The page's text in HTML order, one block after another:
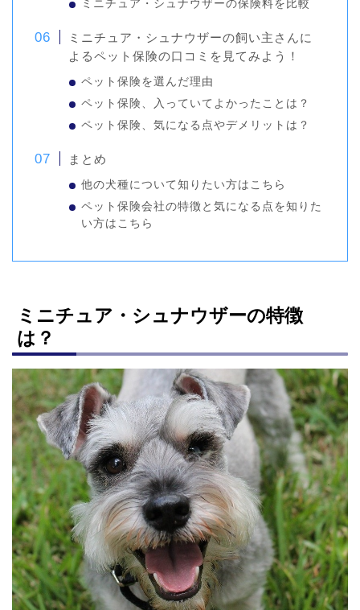
ミニチュア・シュナウザーの保険料を比較
ミニチュア・シュナウザーの飼い主さんに
よるペット保険の口コミを見てみよう！
ペット保険を選んだ理由
ペット保険、入っていてよかったことは？
ペット保険、気になる点やデメリットは？
まとめ
他の犬種について知りたい方はこちら
ペット保険会社の特徴と気になる点を知りた
い方はこちら
ミニチュア・シュナウザーの特徴
は？